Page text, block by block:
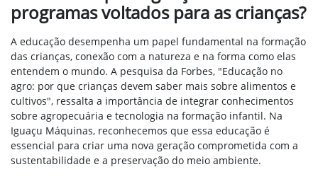
programas voltados para as crianças?
A educação desempenha um papel fundamental na formação
das crianças, conexão com a natureza e na forma como elas
entendem o mundo. A pesquisa da Forbes, "Educação no
agro: por que crianças devem saber mais sobre alimentos e
cultivos", ressalta a importância de integrar conhecimentos
sobre agropecuária e tecnologia na formação infantil. Na
Iguaçu Máquinas, reconhecemos que essa educação é
essencial para criar uma nova geração comprometida com a
sustentabilidade e a preservação do meio ambiente.